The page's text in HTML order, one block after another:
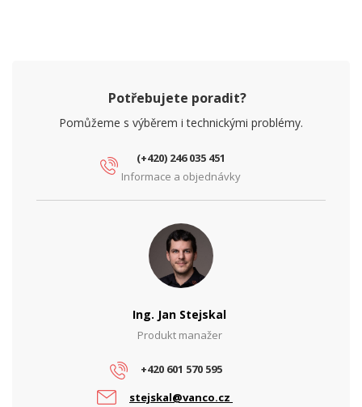
Potřebujete poradit?
Pomůžeme s výběrem i technickými problémy.
(+420) 246 035 451
Informace a objednávky
Ing. Jan Stejskal
Produkt manažer
+420 601 570 595
stejskal@vanco.cz